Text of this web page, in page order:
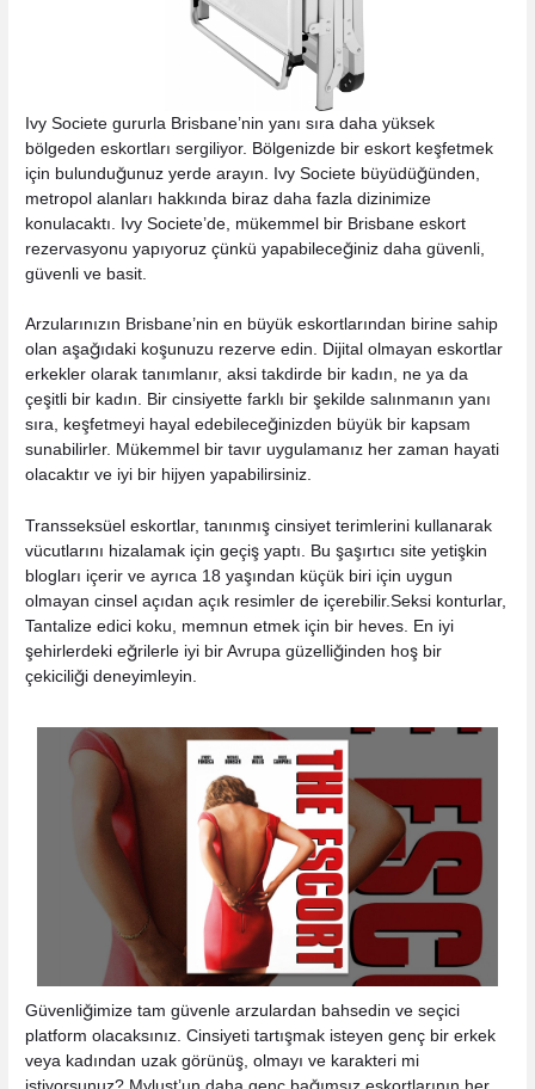
Ivy Societe gururla Brisbane’nin yanı sıra daha yüksek
bölgeden eskortları sergiliyor. Bölgenizde bir eskort keşfetmek
için bulunduğunuz yerde arayın. Ivy Societe büyüdüğünden,
metropol alanları hakkında biraz daha fazla dizinimize
konulacaktı. Ivy Societe’de, mükemmel bir Brisbane eskort
rezervasyonu yapıyoruz çünkü yapabileceğiniz daha güvenli,
güvenli ve basit.
Arzularınızın Brisbane’nin en büyük eskortlarından birine sahip
olan aşağıdaki koşunuzu rezerve edin. Dijital olmayan eskortlar
erkekler olarak tanımlanır, aksi takdirde bir kadın, ne ya da
çeşitli bir kadın. Bir cinsiyette farklı bir şekilde salınmanın yanı
sıra, keşfetmeyi hayal edebileceğinizden büyük bir kapsam
sunabilirler. Mükemmel bir tavır uygulamanız her zaman hayati
olacaktır ve iyi bir hijyen yapabilirsiniz.
Transseksüel eskortlar, tanınmış cinsiyet terimlerini kullanarak
vücutlarını hizalamak için geçiş yaptı. Bu şaşırtıcı site yetişkin
blogları içerir ve ayrıca 18 yaşından küçük biri için uygun
olmayan cinsel açıdan açık resimler de içerebilir.Seksi konturlar,
Tantalize edici koku, memnun etmek için bir heves. En iyi
şehirlerdeki eğrilerle iyi bir Avrupa güzelliğinden hoş bir
çekiciliği deneyimleyin.
Güvenliğimize tam güvenle arzulardan bahsedin ve seçici
platform olacaksınız. Cinsiyeti tartışmak isteyen genç bir erkek
veya kadından uzak görünüş, olmayı ve karakteri mi